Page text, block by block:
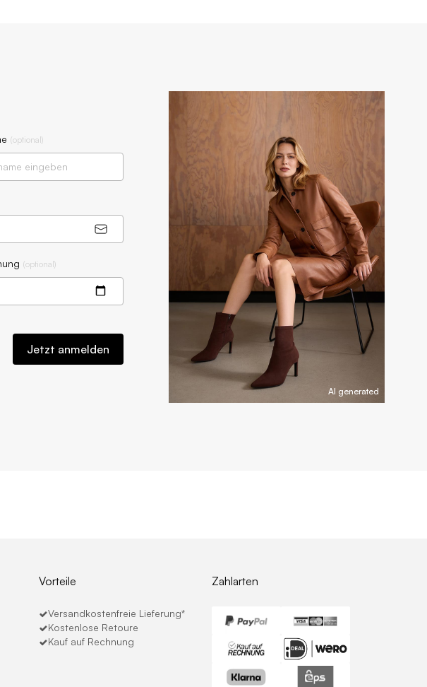
(optional)
(optional)
Jetzt anmelden
AI generated
Vorteile
Versandkostenfreie Lieferung*
Kostenlose Retoure
Kauf auf Rechnung
Zahlarten